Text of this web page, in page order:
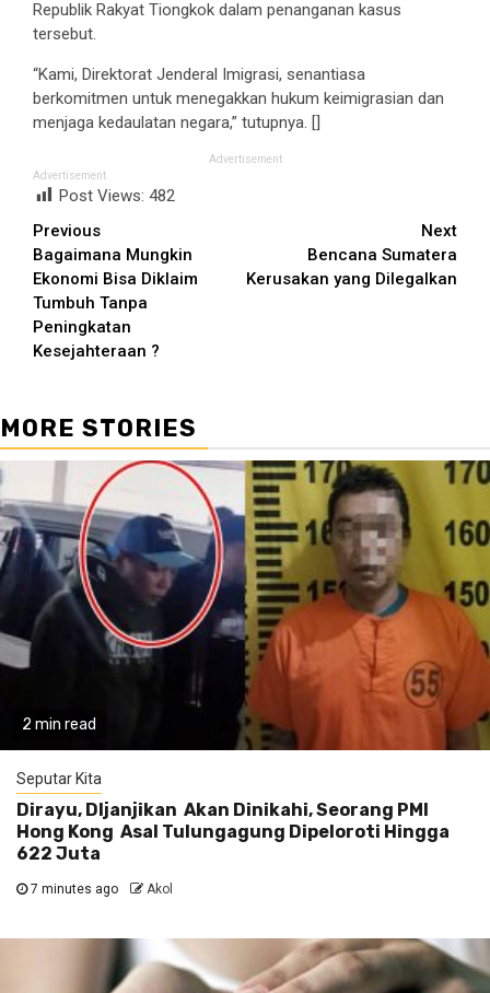
Republik Rakyat Tiongkok dalam penanganan kasus
tersebut.
“Kami, Direktorat Jenderal Imigrasi, senantiasa
berkomitmen untuk menegakkan hukum keimigrasian dan
menjaga kedaulatan negara,” tutupnya. []
Advertisement
Advertisement
Post Views: 482
Continue
Reading
Previous
Bagaimana Mungkin
Ekonomi Bisa Diklaim
Tumbuh Tanpa
Peningkatan
Kesejahteraan ?
Next
Bencana Sumatera
Kerusakan yang Dilegalkan
MORE STORIES
2 min read
Seputar Kita
Dirayu, DIjanjikan Akan Dinikahi, Seorang PMI
Hong Kong Asal Tulungagung Dipeloroti Hingga
622 Juta
7 minutes ago Akol